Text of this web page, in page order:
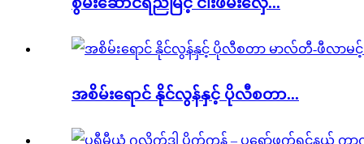
အစိမ်းရောင် နိုင်လွန်နှင့် ပိုလီစတာ...